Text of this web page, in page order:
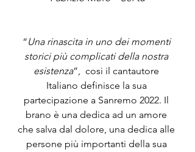
“Una rinascita in uno dei momenti
storici più complicati della nostra
esistenza”,  cosi il cantautore
Italiano definisce la sua
partecipazione a Sanremo 2022. Il
brano è una dedica ad un amore
che salva dal dolore, una dedica alle
persone più importanti della sua